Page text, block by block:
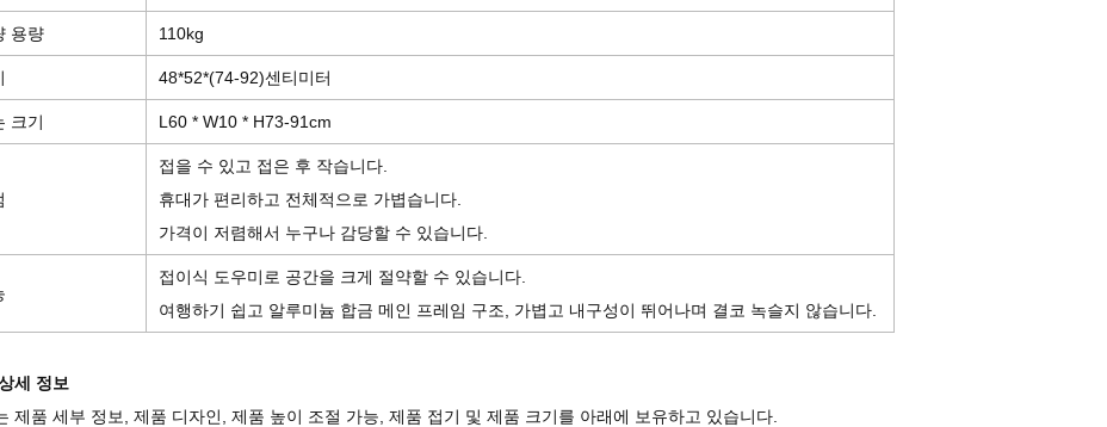
용량 110kg
48*52*(74-92)센티미터
크기 L60 * W10 * H73-91cm
접을 수 있고 접은 후 작습니다.
휴대가 편리하고 전체적으로 가볍습니다.
가격이 저렴해서 누구나 감당할 수 있습니다.
접이식 도우미로 공간을 크게 절약할 수 있습니다.
여행하기 쉽고 알루미늄 합금 메인 프레임 구조, 가볍고 내구성이 뛰어나며 결코 녹슬지 않습니다.
세 정보
제품 세부 정보, 제품 디자인, 제품 높이 조절 가능, 제품 접기 및 제품 크기를 아래에 보유하고 있습니다.